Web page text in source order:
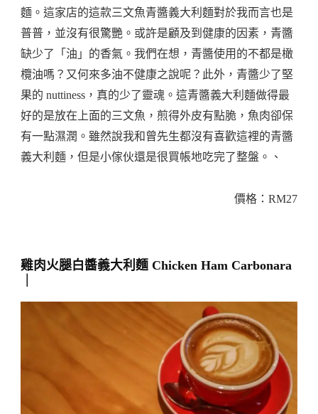
麵。這家店的這款三文魚青醬義大利麵對於我而言也是
普普，並沒有很驚艷。或許是顧及到健康的因素，青醬
缺少了「油」的香氣。我們在想，青醬使用的不都是橄
欖油嗎？又何來多油不健康之說呢？此外，青醬少了堅
果的 nuttiness，真的少了靈魂。這青醬義大利麵做得最
好的是放在上面的三文魚，煎得外皮有點脆，魚肉卻保
有一點濕潤。雖然說我和曾先生都沒有喜歡這裡的青醬
義大利麵，但是小傢伙還是很買帳地吃完了整盤。、
價格：RM27
雞肉火腿白醬義大利麵 Chicken Ham Carbonara